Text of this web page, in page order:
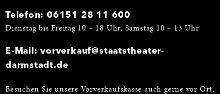
Telefon:06151 28 11 600
Dienstag bis Freitag 10 – 18 Uhr, Samstag 10 – 13 Uhr
E-Mail:vorverkauf@staatstheater-
darmstadt.de
Besuchen Sie unsere Vorverkaufskasse auch gerne vor Ort,